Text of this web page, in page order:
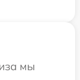
мы